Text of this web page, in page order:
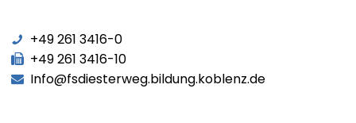
+49 261 3416-0
+49 261 3416-10
Info@fsdiesterweg.bildung.koblenz.de